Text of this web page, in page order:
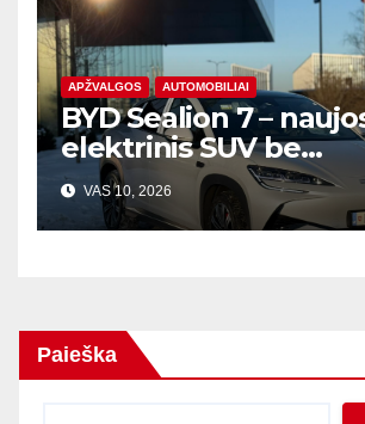
APŽVALGOS AUTOMOBILIAI
BYD Sealion 7 –
elektrinis SUV be
kompromisų
VAS 10, 2026
Paieška